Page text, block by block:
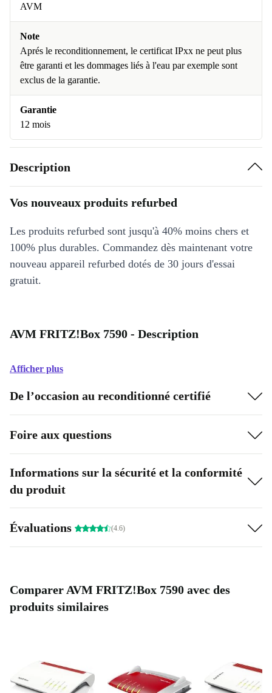
AVM
Note
Aprés le reconditionnement, le certificat IPxx ne peut plus
être garanti et les dommages liés à l'eau par exemple sont
exclus de la garantie.
Garantie
12 mois
Description
Vos nouveaux produits refurbed
Les produits refurbed sont jusqu'à 40% moins chers et
100% plus durables. Commandez dès maintenant votre
nouveau appareil refurbed dotés de 30 jours d'essai
gratuit.
AVM FRITZ!Box 7590 - Description
Afficher plus
De l’occasion au reconditionné certifié
Foire aux questions
Informations sur la sécurité et la conformité
du produit
Évaluations (4.6)
Comparer AVM FRITZ!Box 7590 avec des
produits similaires